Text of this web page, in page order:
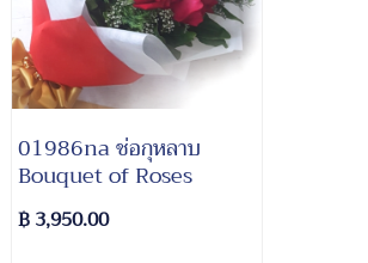
01986na ช่อกุหลาบ
Bouquet of Roses
฿ 3,950.00